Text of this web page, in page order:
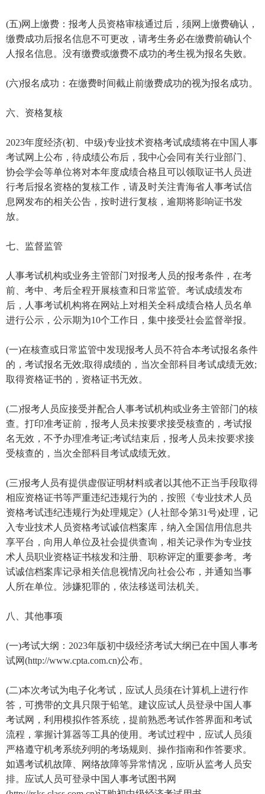
(五)网上缴费：报考人员资格审核通过后，须网上缴费确认，
缴费成功后报名信息不可更改，请考生务必在缴费前确认个
人报名信息。没有缴费或缴费不成功的考生视为报名失败。
(六)报名成功：在缴费时间截止前缴费成功的视为报名成功。
六、资格复核
2023年度经济(初、中级)专业技术资格考试成绩将在中国人事
考试网上公布，待成绩公布后，我中心会同有关行业部门、
协会学会等单位将对本年度成绩合格且可以领取证书人员进
行考后报名资格的复核工作，请及时关注青海省人事考试信
息网发布的相关公告，按时进行复核，逾期将影响证书发
放。
七、监督监管
人事考试机构或业务主管部门对报考人员的报考条件，在考
前、考中、考后全程开展核查和日常监管。考试成绩发布
后，人事考试机构将在网站上对相关全科成绩合格人员名单
进行公示，公示期为10个工作日，集中接受社会监督举报。
(一)在核查或日常监管中发现报考人员不符合本考试报名条件
的，考试报名无效;取得成绩的，当次全部科目考试成绩无效;
取得资格证书的，资格证书无效。
(二)报考人员应接受并配合人事考试机构或业务主管部门的核
查。打印准考证前，报考人员未按要求接受核查的，考试报
名无效，不予办理准考证;考试结束后，报考人员未按要求接
受核查的，当次全部科目考试成绩无效。
(三)报考人员有提供虚假证明材料或者以其他不正当手段取得
相应资格证书等严重违纪违规行为的，按照《专业技术人员
资格考试违纪违规行为处理规定》(人社部令第31号)处理，记
入专业技术人员资格考试诚信档案库，纳入全国信用信息共
享平台，向用人单位及社会提供查询，相关记录作为专业技
术人员职业资格证书核发和注册、职称评定的重要参考。考
试诚信档案库记录相关信息视情况向社会公布，并通知当事
人所在单位。涉嫌犯罪的，依法移送司法机关。
八、其他事项
(一)考试大纲：2023年版初中级经济考试大纲已在中国人事考
试网(http://www.cpta.com.cn)公布。
(二)本次考试为电子化考试，应试人员须在计算机上进行作
答，可携带的文具只限于铅笔。建议应试人员登录中国人事
考试网，利用模拟作答系统，提前熟悉考试作答界面和考试
流程，掌握计算器等工具的使用。考试过程中，应试人员须
严格遵守机考系统列明的考场规则、操作指南和作答要求。
如遇考试机故障、网络故障等异常情况，应听从监考人员安
排。应试人员可登录中国人事考试图书网